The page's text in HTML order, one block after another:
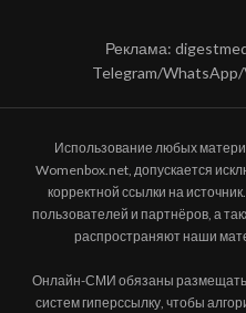
Реклама:
Telegram/
Использование любых
Womenbox.net, допускается
корректной ссылки на
пользователей и партнёров, а
распространяют наши
Онлайн-СМИ обязаны размещать
систем гиперссылку, чтобы